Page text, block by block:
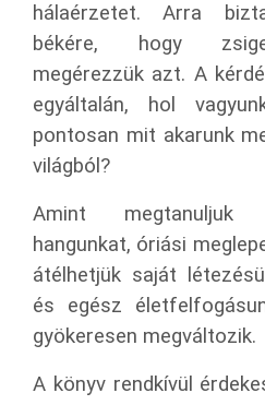
hálaérzetet. Arra
békére, hogy
megérezzük azt. A
egyáltalán, hol
pontosan mit akarunk
világból?
Amint megtanuljuk
hangunkat, óriási
átélhetjük saját
és egész
gyökeresen megváltozik.
A könyv rendkívül